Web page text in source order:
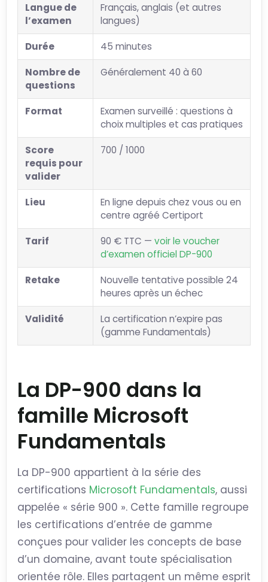
Langue de
l’examen
Français, anglais (et autres
langues)
Durée 45 minutes
Nombre de
questions
Généralement 40 à 60
Format
Examen surveillé : questions à
choix multiples et cas pratiques
Score
requis pour
valider
700 / 1000
Lieu
En ligne depuis chez vous ou en
centre agréé Certiport
Tarif 90 € TTC — voir le voucher
d’examen officiel DP-900
Retake
Nouvelle tentative possible 24
heures après un échec
Validité
La certification n’expire pas
(gamme Fundamentals)
La DP-900 dans la
famille Microsoft
Fundamentals
La DP-900 appartient à la série des
certifications Microsoft Fundamentals, aussi
appelée « série 900 ». Cette famille regroupe
les certifications d’entrée de gamme
conçues pour valider les concepts de base
d’un domaine, avant toute spécialisation
orientée rôle. Elles partagent un même esprit